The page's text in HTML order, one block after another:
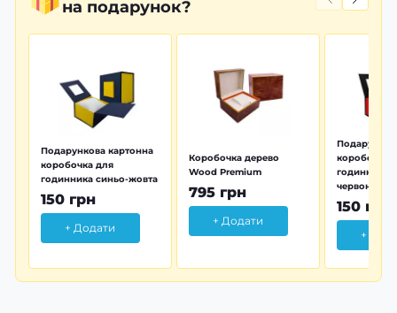
на подарунок?
Подарункова картонна
коробочка для
годинника синьо-жовта
150 грн
+ Додати
Коробочка дерево
Wood Premium
795 грн
+ Додати
коробочка
годинника
червона
150 грн
+